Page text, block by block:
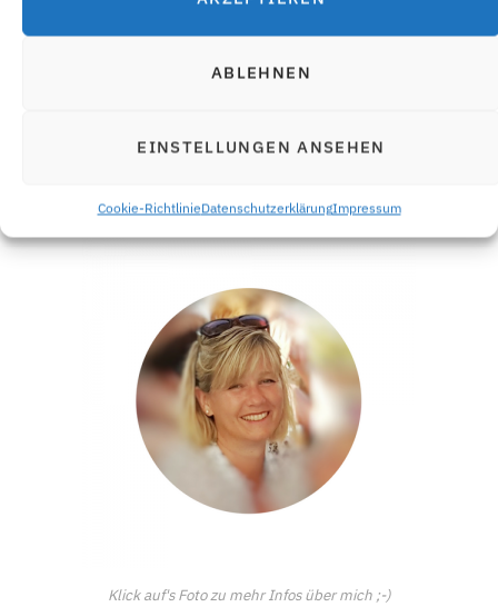
ABLEHNEN
EINSTELLUNGEN ANSEHEN
Cookie-RichtlinieDatenschutzerklärungImpressum
Comments are closed.
Klick auf's Foto zu mehr Infos über mich ;-)